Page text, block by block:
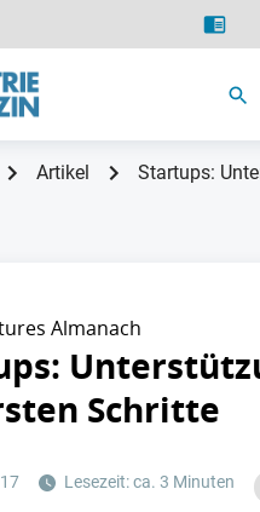
Artikel Startups:
Almanach
Schritte
Lesezeit: ca. 3 Minuten